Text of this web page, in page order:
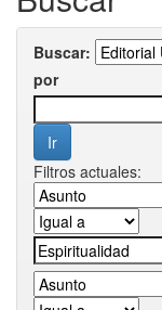
Buscar:
por
Filtros actuales: